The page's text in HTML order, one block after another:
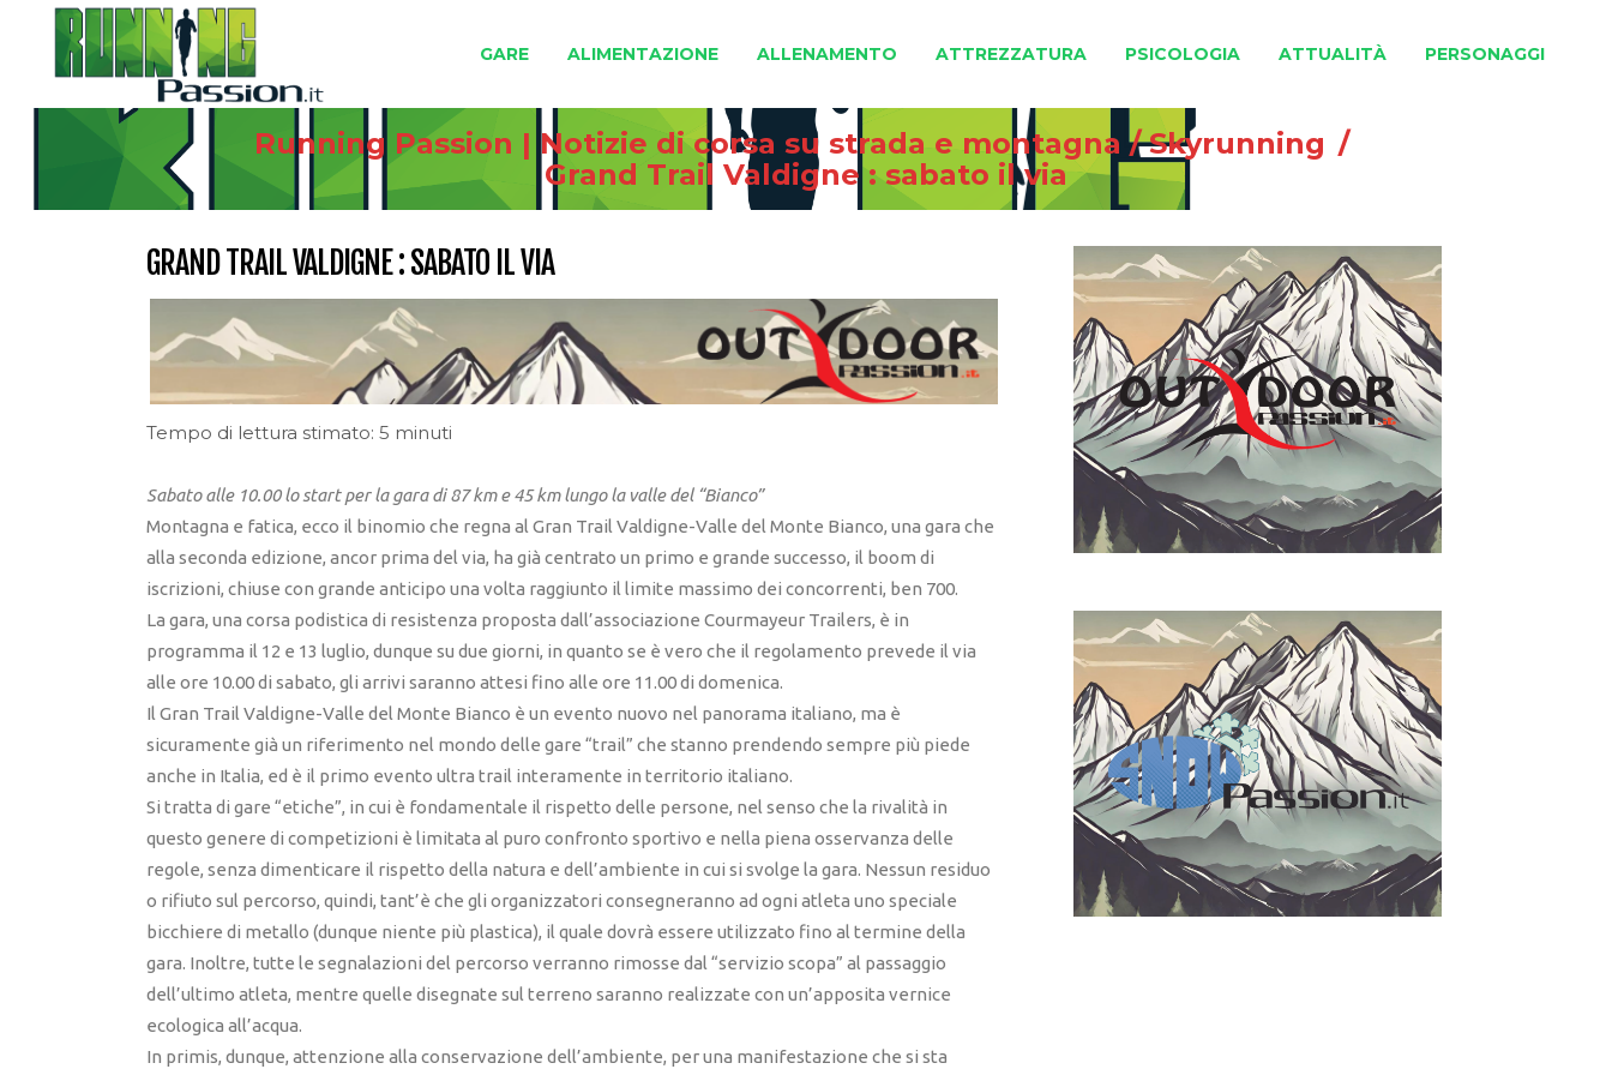
GARE ALIMENTAZIONE ALLENAMENTO ATTREZZATURA PSICOLOGIA ATTUALITÀ PERSONAGGI
Running Passion | Notizie di corsa su strada e montagna /Skyrunning /
Grand Trail Valdigne : sabato il via
GRAND TRAIL VALDIGNE : SABATO IL VIA
Tempo di lettura stimato: 5 minuti
Sabato alle 10.00 lo start per la gara di 87 km e 45 km lungo la valle del “Bianco”
Montagna e fatica, ecco il binomio che regna al Gran Trail Valdigne-Valle del Monte Bianco, una gara che
alla seconda edizione, ancor prima del via, ha già centrato un primo e grande successo, il boom di
iscrizioni, chiuse con grande anticipo una volta raggiunto il limite massimo dei concorrenti, ben 700.
La gara, una corsa podistica di resistenza proposta dall’associazione Courmayeur Trailers, è in
programma il 12 e 13 luglio, dunque su due giorni, in quanto se è vero che il regolamento prevede il via
alle ore 10.00 di sabato, gli arrivi saranno attesi fino alle ore 11.00 di domenica.
Il Gran Trail Valdigne-Valle del Monte Bianco è un evento nuovo nel panorama italiano, ma è
sicuramente già un riferimento nel mondo delle gare “trail” che stanno prendendo sempre più piede
anche in Italia, ed è il primo evento ultra trail interamente in territorio italiano.
Si tratta di gare “etiche”, in cui è fondamentale il rispetto delle persone, nel senso che la rivalità in
questo genere di competizioni è limitata al puro confronto sportivo e nella piena osservanza delle
regole, senza dimenticare il rispetto della natura e dell’ambiente in cui si svolge la gara. Nessun residuo
o rifiuto sul percorso, quindi, tant’è che gli organizzatori consegneranno ad ogni atleta uno speciale
bicchiere di metallo (dunque niente più plastica), il quale dovrà essere utilizzato fino al termine della
gara. Inoltre, tutte le segnalazioni del percorso verranno rimosse dal “servizio scopa” al passaggio
dell’ultimo atleta, mentre quelle disegnate sul terreno saranno realizzate con un’apposita vernice
ecologica all’acqua.
In primis, dunque, attenzione alla conservazione dell’ambiente, per una manifestazione che si sta